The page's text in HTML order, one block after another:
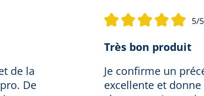
de la
De
5/5
Très bon produit
Je confirme un
excellente et